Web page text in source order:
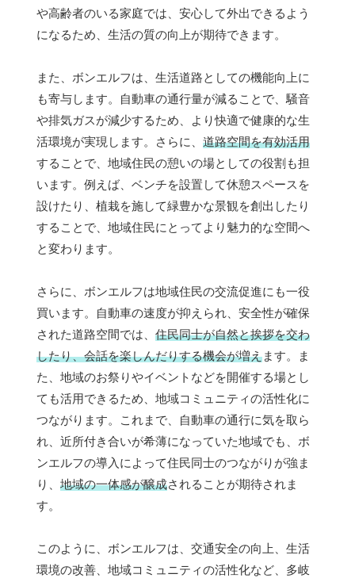
や高齢者のいる家庭では、安心して外出できるよう
になるため、生活の質の向上が期待できます。
また、ボンエルフは、生活道路としての機能向上に
も寄与します。自動車の通行量が減ることで、騒音
や排気ガスが減少するため、より快適で健康的な生
活環境が実現します。さらに、 道路空間を有効活用
することで、地域住民の憩いの場としての役割も担
います。例えば、ベンチを設置して休憩スペースを
設けたり、植栽を施して緑豊かな景観を創出したり
することで、地域住民にとってより魅力的な空間へ
と変わります。
さらに、ボンエルフは地域住民の交流促進にも一役
買います。自動車の速度が抑えられ、安全性が確保
された道路空間では、 住民同士が自然と挨拶を交わ
したり、会話を楽しんだりする機会が増えます。ま
た、地域のお祭りやイベントなどを開催する場とし
ても活用できるため、地域コミュニティの活性化に
つながります。これまで、自動車の通行に気を取ら
れ、近所付き合いが希薄になっていた地域でも、ボ
ンエルフの導入によって住民同士のつながりが強ま
り、 地域の一体感が醸成されることが期待されま
す。
このように、ボンエルフは、交通安全の向上、生活
環境の改善、地域コミュニティの活性化など、多岐